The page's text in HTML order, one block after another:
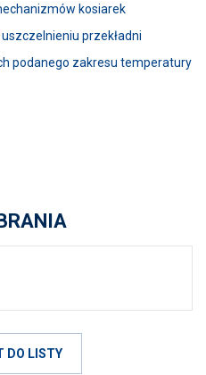
kosiarek
przekładni
podanego zakresu temperatury
DO LISTY